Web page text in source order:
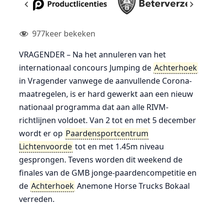
977keer bekeken
VRAGENDER – Na het annuleren van het
internationaal concours Jumping de Achterhoek
in Vragender vanwege de aanvullende Corona-
maatregelen, is er hard gewerkt aan een nieuw
nationaal programma dat aan alle RIVM-
richtlijnen voldoet. Van 2 tot en met 5 december
wordt er op Paardensportcentrum
Lichtenvoorde tot en met 1.45m niveau
gesprongen. Tevens worden dit weekend de
finales van de GMB jonge-paardencompetitie en
de Achterhoek Anemone Horse Trucks Bokaal
verreden.